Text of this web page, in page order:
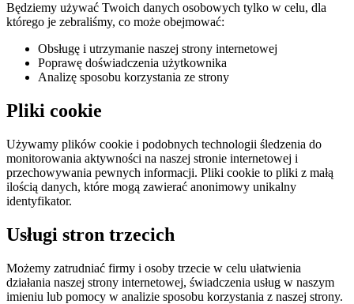
Będziemy używać Twoich danych osobowych tylko w celu, dla
którego je zebraliśmy, co może obejmować:
Obsługę i utrzymanie naszej strony internetowej
Poprawę doświadczenia użytkownika
Analizę sposobu korzystania ze strony
Pliki cookie
Używamy plików cookie i podobnych technologii śledzenia do
monitorowania aktywności na naszej stronie internetowej i
przechowywania pewnych informacji. Pliki cookie to pliki z małą
ilością danych, które mogą zawierać anonimowy unikalny
identyfikator.
Usługi stron trzecich
Możemy zatrudniać firmy i osoby trzecie w celu ułatwienia
działania naszej strony internetowej, świadczenia usług w naszym
imieniu lub pomocy w analizie sposobu korzystania z naszej strony.